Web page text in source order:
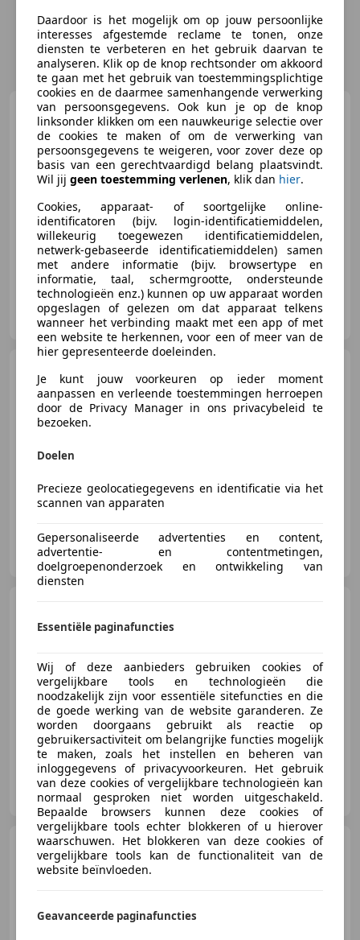
Alfa Romeo Spider 2.0 JTS
16V Medio
€ 8.990
04/2004 148.608 km Benzine
121 kW (165 PK)
Autohaus Werner Klotzbücher
DE-73527 Schwäbisch Gmünd
2.0 jts 16v SERVICE BOOK
04/2004 118.000 km
Adamo Motors Srl
IT-20832 Desio -Mb
€ 13.900
06/2004 47.200 km Benzine 110 kW (150 PK)
Autodream di Casarotto Alessandro
IT-36060 Romano d'Ezzelino - Vicenza - Vi
Alfa Romeo Spider
2.0 JTS
+ LEDER / BLUETOOTH AUDIO
Daardoor is het mogelijk om op jouw persoonlijke
interesses afgestemde reclame te tonen, onze
diensten te verbeteren en het gebruik daarvan te
analyseren. Klik op de knop rechtsonder om akkoord
te gaan met het gebruik van toestemmingsplichtige
cookies en de daarmee samenhangende verwerking
van persoonsgegevens. Ook kun je op de knop
linksonder klikken om een nauwkeurige selectie over
de cookies te maken of om de verwerking van
persoonsgegevens te weigeren, voor zover deze op
basis van een gerechtvaardigd belang plaatsvindt.
Wil jij geen toestemming verlenen, klik dan hier.
Cookies, apparaat- of soortgelijke online-
identificatoren (bijv. login-identificatiemiddelen,
willekeurig toegewezen identificatiemiddelen,
netwerk-gebaseerde identificatiemiddelen) samen
met andere informatie (bijv. browsertype en
informatie, taal, schermgrootte, ondersteunde
technologieën enz.) kunnen op uw apparaat worden
opgeslagen of gelezen om dat apparaat telkens
wanneer het verbinding maakt met een app of met
een website te herkennen, voor een of meer van de
hier gepresenteerde doeleinden.
Je kunt jouw voorkeuren op ieder moment
aanpassen en verleende toestemmingen herroepen
door de Privacy Manager in ons privacybeleid te
bezoeken.
Doelen
Precieze geolocatiegegevens en identificatie via het
scannen van apparaten
Gepersonaliseerde advertenties en content,
advertentie- en contentmetingen,
doelgroepenonderzoek en ontwikkeling van
diensten
Essentiële paginafuncties
Wij of deze aanbieders gebruiken cookies of
vergelijkbare tools en technologieën die
noodzakelijk zijn voor essentiële sitefuncties en die
de goede werking van de website garanderen. Ze
worden doorgaans gebruikt als reactie op
gebruikersactiviteit om belangrijke functies mogelijk
te maken, zoals het instellen en beheren van
inloggegevens of privacyvoorkeuren. Het gebruik
van deze cookies of vergelijkbare technologieën kan
normaal gesproken niet worden uitgeschakeld.
Bepaalde browsers kunnen deze cookies of
vergelijkbare tools echter blokkeren of u hierover
waarschuwen. Het blokkeren van deze cookies of
vergelijkbare tools kan de functionaliteit van de
website beïnvloeden.
Geavanceerde paginafuncties